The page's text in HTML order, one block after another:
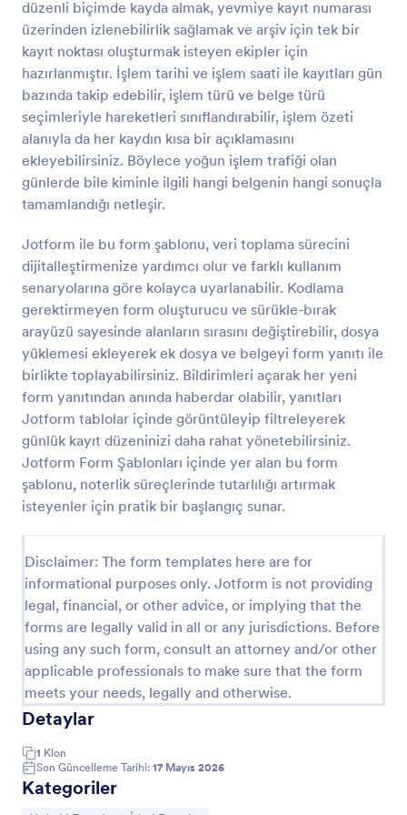
düzenli biçimde kayda almak, yevmiye kayıt numarası
üzerinden izlenebilirlik sağlamak ve arşiv için tek bir
kayıt noktası oluşturmak isteyen ekipler için
hazırlanmıştır. İşlem tarihi ve işlem saati ile kayıtları gün
bazında takip edebilir, işlem türü ve belge türü
seçimleriyle hareketleri sınıflandırabilir, işlem özeti
alanıyla da her kaydın kısa bir açıklamasını
ekleyebilirsiniz. Böylece yoğun işlem trafiği olan
günlerde bile kiminle ilgili hangi belgenin hangi sonuçla
tamamlandığı netleşir.
Jotform ile bu form şablonu, veri toplama sürecini
dijitalleştirmenize yardımcı olur ve farklı kullanım
senaryolarına göre kolayca uyarlanabilir. Kodlama
gerektirmeyen form oluşturucu ve sürükle-bırak
arayüzü sayesinde alanların sırasını değiştirebilir, dosya
yüklemesi ekleyerek ek dosya ve belgeyi form yanıtı ile
birlikte toplayabilirsiniz. Bildirimleri açarak her yeni
form yanıtından anında haberdar olabilir, yanıtları
Jotform tablolar içinde görüntüleyip filtreleyerek
günlük kayıt düzeninizi daha rahat yönetebilirsiniz.
Jotform Form Şablonları içinde yer alan bu form
şablonu, noterlik süreçlerinde tutarlılığı artırmak
isteyenler için pratik bir başlangıç sunar.
Disclaimer: The form templates here are for
informational purposes only. Jotform is not providing
legal, financial, or other advice, or implying that the
forms are legally valid in all or any jurisdictions. Before
using any such form, consult an attorney and/or other
applicable professionals to make sure that the form
meets your needs, legally and otherwise.
Detaylar
1 Klon
Son Güncelleme Tarihi: 17 Mayıs 2026
Kategoriler
Önizleme
Senet Formu
Senet Formu ile borç ve ödeme detaylarını online
olarak toplayın, taraf bilgilerini düzenli şekilde
kaydedin ve Jotform üzerinden form yanıtlarını tek
noktadan yönetin.
Go to Category:
Hukuki Formlar
Şablon Kullan
Önizleme